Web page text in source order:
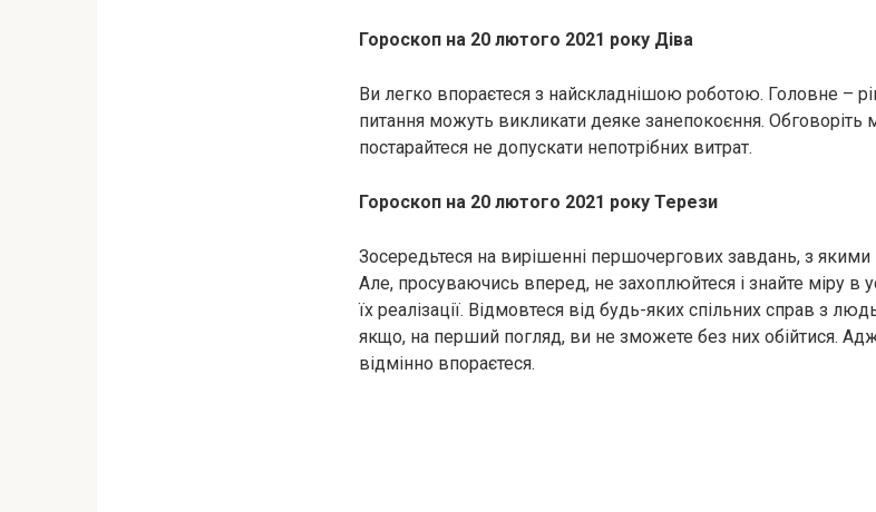
Гороскоп на 20 лютого 2021 року Діва
Ви легко впораєтеся з найскладнішою роботою. Головне –
питання можуть викликати деяке занепокоєння. Обговоріть
постарайтеся не допускати непотрібних витрат.
Гороскоп на 20 лютого 2021 року Терези
Зосередьтеся на вирішенні першочергових завдань, з
Але, просуваючись вперед, не захоплюйтеся і знайте міру в
їх реалізації. Відмовтеся від будь-яких спільних справ з
якщо, на перший погляд, ви не зможете без них обійтися.
відмінно впораєтеся.